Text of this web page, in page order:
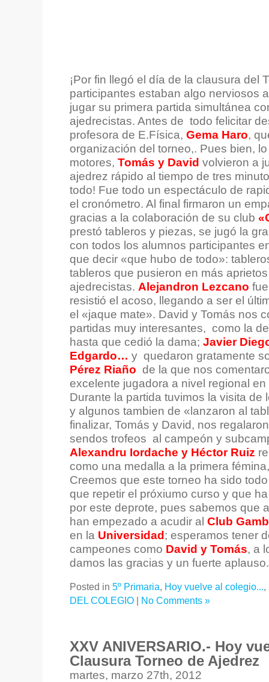
¡Por fin llegó el día de la clausura del
participantes estaban algo nerviosos
jugar su primera partida simultánea
ajedrecistas. Antes de todo felicitar
profesora de E.Física, Gema Haro,
organización del torneo,. Pues bien,
motores, Tomás y David volvieron a
ajedrez rápido al tiempo de tres
todo! Fue todo un espectáculo de
el cronómetro. Al final firmaron un
gracias a la colaboración de su club
prestó tableros y piezas, se jugó la
con todos los alumnos participantes
que decir «que hubo de todo»:
tableros que pusieron en más
ajedrecistas. Alejandron Lezcano
resistió el acoso, llegando a ser el
el «jaque mate». David y Tomás nos
partidas muy interesantes, como la
hasta que cedió la dama; Javier
Edgardo… y quedaron gratamente
Pérez Riaño de la que nos
excelente jugadora a nivel regional
Durante la partida tuvimos la visita de
y algunos tambien de «lanzaron al
finalizar, Tomás y David, nos
sendos trofeos al campeón y
Alexandru Iordache y Héctor Ruiz
como una medalla a la primera
Creemos que este torneo ha sido
que repetir el próxiumo curso y que
por este deprote, pues sabemos que
han empezado a acudir al Club
en la Universidad ; esperamos tener
campeones como David y Tomás, a
damos las gracias y un fuerte aplauso.
Posted in 5º Primaria, Hoy vuelve al colegio...,
DEL COLEGIO| No Comments »
XXV ANIVERSARIO.- Hoy
Clausura Torneo de Ajedrez
martes, marzo 27th, 2012